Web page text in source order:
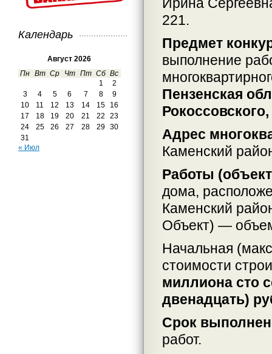
Календарь
Август 2026
Пн Вт Ср Чт Пт Сб Вс
1
2
3
4 5 6 7 8
9
10
11 12 13 14 15
16
17
18 19 20 21 22
23
24
25 26 27 28 29
30
31
« Июл
221.
Предмет
выполнение
Пензенская
Рокоссовского,
Адрес
Каменский
Работы
дома,
Каменский
Объект) —
Начальная
стоимости
миллиона сто
двенадцать)
Срок
работ.